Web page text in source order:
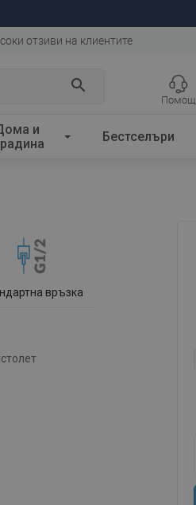
отзиви на клиентите
search
Помощ
и
Бестселъри
връзка